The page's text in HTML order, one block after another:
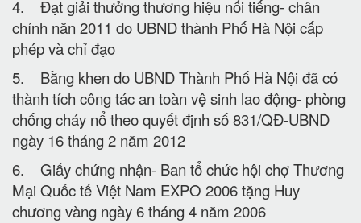
4. Đạt giải thưởng thương hiệu nổi tiếng- chân
chính năn 2011 do UBND thành Phố Hà Nội cấp
phép và chỉ đạo
5. Bằng khen do UBND Thành Phố Hà Nội đã có
thành tích công tác an toàn vệ sinh lao động- phòng
chống cháy nổ theo quyết định số 831/QĐ-UBND
ngày 16 tháng 2 năm 2012
6. Giấy chứng nhận- Ban tổ chức hội chợ Thương
Mại Quốc tế Việt Nam EXPO 2006 tặng Huy
chương vàng ngày 6 tháng 4 năm 2006